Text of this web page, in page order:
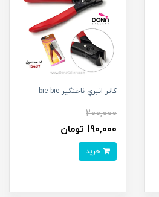
کاتر انبري ناخنگير bie bie
200,000
190,000 تومان